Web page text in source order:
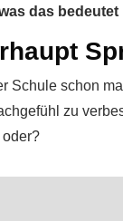
das
Schule schon
zu